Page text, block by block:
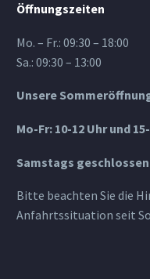
Öffnungszeiten
Mo. – Fr.: 09:30 – 18:00
Sa.: 09:30 – 13:00
Unsere
Mo-Fr: 10-12 Uhr und
Samstags geschlossen
Bitte beachten Sie die
Anfahrtssituation seit